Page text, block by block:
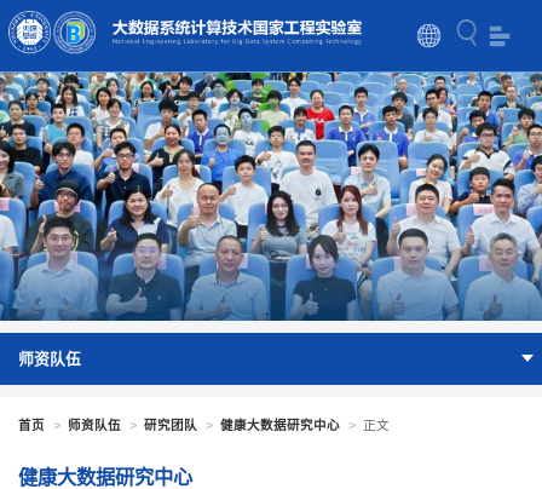
师资队伍
首页 > 师资队伍 > 研究团队 > 健康大数据研究中心 > 正文
健康大数据研究中心